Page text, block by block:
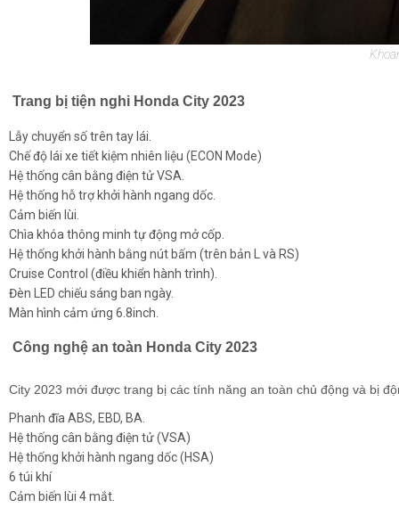
Trang bị tiện nghi Honda City 2023
Lẫy chuyển số trên tay lái.
Chế độ lái xe tiết kiệm nhiên liệu (ECON Mode)
Hệ thống cân bằng điện tử VSA.
Hệ thống hỗ trợ khởi hành ngang dốc.
Cảm biến lùi.
Chìa khóa thông minh tự động mở cốp.
Hệ thống khởi hành bằng nút bấm (trên bản L và RS)
Cruise Control (điều khiển hành trình).
Đèn LED chiếu sáng ban ngày.
Màn hình cảm ứng 6.8inch.
Công nghệ an toàn Honda City 2023
City 2023 mới được trang bị các tính năng an toàn chủ động và bị
Phanh đĩa ABS, EBD, BA.
Hệ thống cân bằng điện tử (VSA)
Hệ thống khởi hành ngang dốc (HSA)
6 túi khí
Cảm biến lùi 4 mắt.